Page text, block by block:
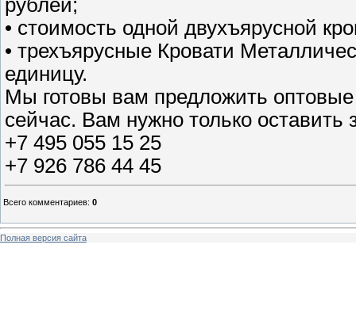
рублей;
• стоимость одной двухъярусной
• трехъярусные Кровати
единицу.
Мы готовы вам предложить
сейчас. Вам нужно только
+7 495 055 15 25
+7 926 786 44 45
Всего комментариев: 0
Полная версия сайта